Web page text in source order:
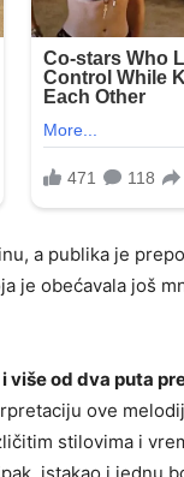
a publika je
je obećavala još
više od dva puta
ove
stilovima i